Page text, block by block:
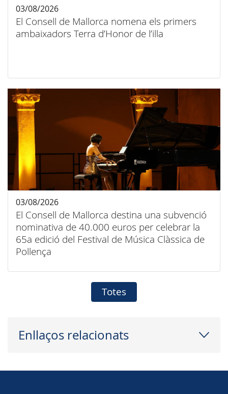
El Consell de Mallorca nomena els primers
ambaixadors Terra d’Honor de l’illa
03/08/2026
El Consell de Mallorca destina una subvenció
nominativa de 40.000 euros per celebrar la
65a edició del Festival de Música Clàssica de
Pollença
03/08/2026
Totes
Enllaços relacionats